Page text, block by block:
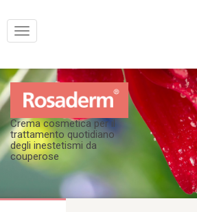
Mostra
navigazione
Crema cosmetica per il
trattamento quotidiano
degli inestetismi da
couperose